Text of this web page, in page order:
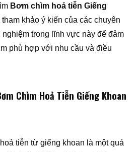
Bơm chìm hoả tiễn Giếng
khảo ý kiến của các chuyên
trong lĩnh vực này để đảm
phù hợp với nhu cầu và điều
Chìm Hoả Tiễn Giếng Khoan
tiễn từ giếng khoan là một quá